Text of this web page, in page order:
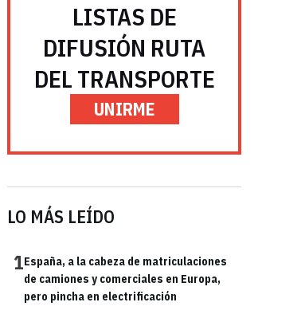
LISTAS DE
DIFUSIÓN RUTA
DEL TRANSPORTE
UNIRME
LO MÁS LEÍDO
1España, a la cabeza de matriculaciones
de camiones y comerciales en Europa,
pero pincha en electrificación